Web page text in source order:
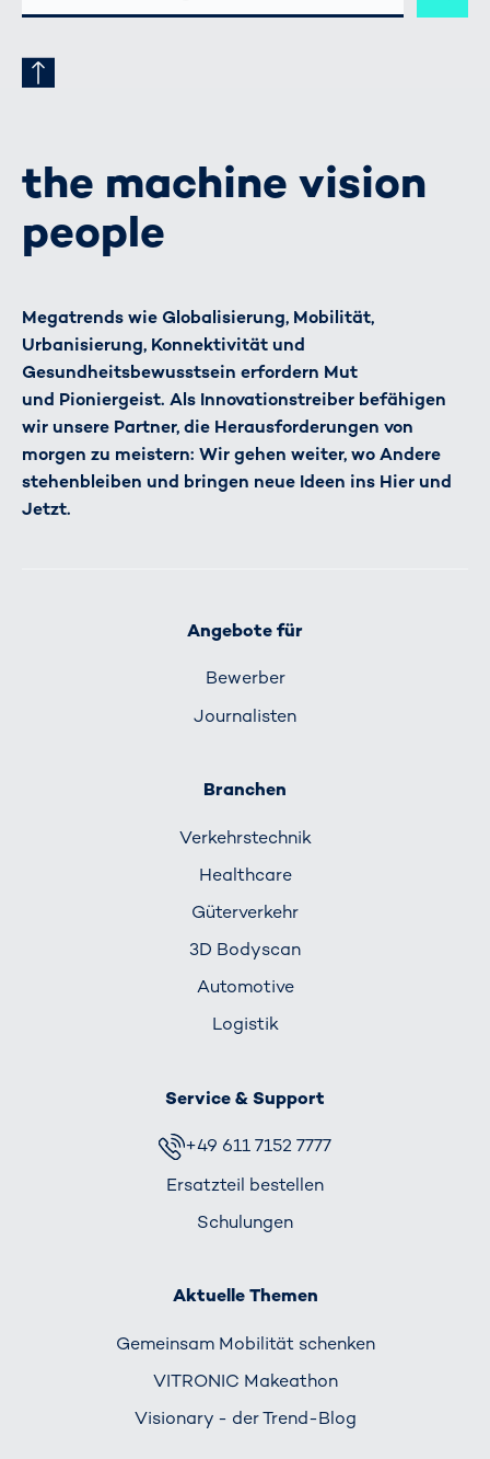
ADRESSE
the machine vision
people
Megatrends wie Globalisierung, Mobilität,
Urbanisierung, Konnektivität und
Gesundheitsbewusstsein erfordern Mut
und Pioniergeist. Als Innovationstreiber befähigen
wir unsere Partner, die Herausforderungen von
morgen zu meistern: Wir gehen weiter, wo Andere
stehenbleiben und bringen neue Ideen ins Hier und
Jetzt.
Angebote für
Bewerber
Journalisten
Branchen
Verkehrs­technik
Healthcare
Güterverkehr
3D Bodyscan
Automotive
Logistik
Service & Support
+49 611 7152 7777
Ersatzteil bestellen
Schulungen
Aktuelle Themen
Gemeinsam Mobilität schenken
VITRONIC Makeathon
Visionary - der Trend-Blog